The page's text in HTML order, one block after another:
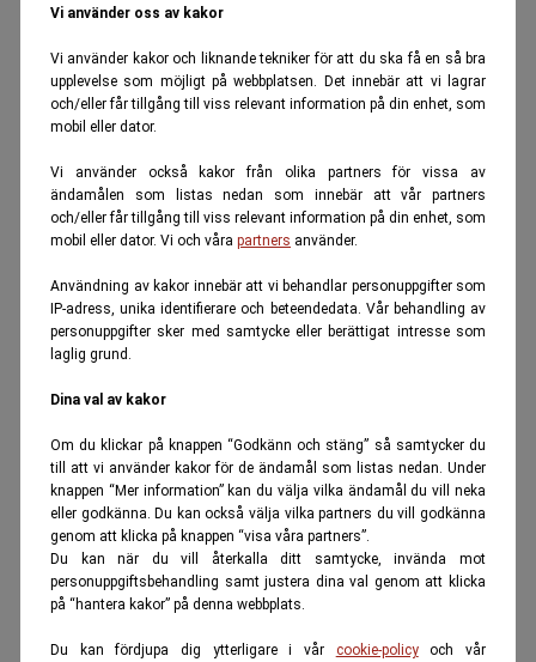
Vi använder oss av kakor
Vi använder kakor och liknande tekniker för att du ska få en så bra
upplevelse som möjligt på webbplatsen. Det innebär att vi lagrar
och/eller får tillgång till viss relevant information på din enhet, som
mobil eller dator.
Vi använder också kakor från olika partners för vissa av
ändamålen som listas nedan som innebär att vår partners
och/eller får tillgång till viss relevant information på din enhet, som
mobil eller dator. Vi och våra partners använder.
Användning av kakor innebär att vi behandlar personuppgifter som
IP-adress, unika identifierare och beteendedata. Vår behandling av
personuppgifter sker med samtycke eller berättigat intresse som
laglig grund.
Dina val av kakor
Om du klickar på knappen “Godkänn och stäng” så samtycker du
till att vi använder kakor för de ändamål som listas nedan. Under
knappen “Mer information” kan du välja vilka ändamål du vill neka
eller godkänna. Du kan också välja vilka partners du vill godkänna
genom att klicka på knappen “visa våra partners”.
Du kan när du vill återkalla ditt samtycke, invända mot
personuppgiftsbehandling samt justera dina val genom att klicka
på “hantera kakor” på denna webbplats.
Du kan fördjupa dig ytterligare i vår cookie-policyoch vår